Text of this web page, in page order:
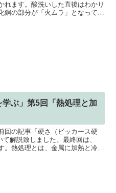
れます。酸洗いした直後はわかり
銅の部分が「火ムラ」となって現
ぶ」第5回「熱処理と加
回の記事「硬さ（ビッカース硬
解説致しました。最終回は、
。熱処理とは、金属に加熱と冷却